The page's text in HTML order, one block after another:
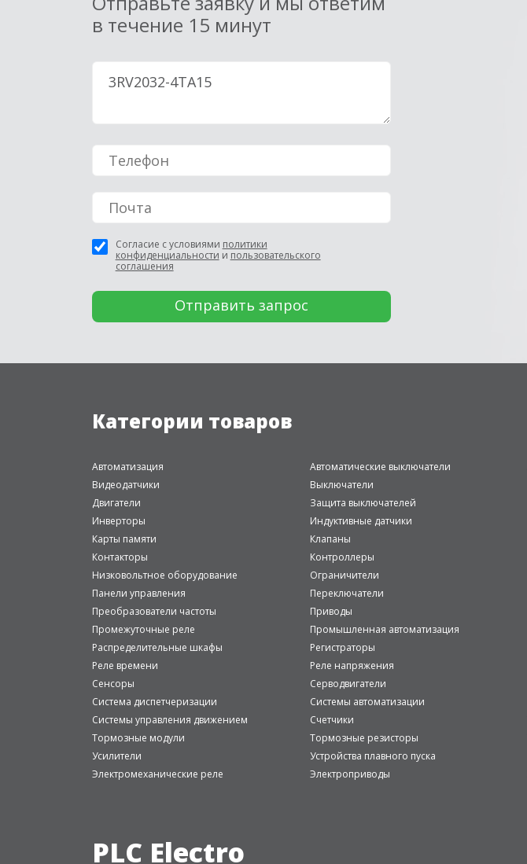
в течение 15 минут
Согласие с условиями политики
конфиденциальности и пользовательского
соглашения
Категории товаров
Автоматизация Автоматические выключатели
Видеодатчики
Выключатели
Двигатели
Защита выключателей
Инверторы
Индуктивные датчики
Карты памяти
Клапаны
Контакторы
Контроллеры
Низковольтное оборудование
Ограничители
Панели управления
Переключатели
Преобразователи частоты
Приводы
Промежуточные реле
Промышленная автоматизация
Распределительные шкафы
Регистраторы
Реле времени
Реле напряжения
Сенсоры
Серводвигатели
Система диспетчеризации
Системы автоматизации
Системы управления движением
Счетчики
Тормозные модули
Тормозные резисторы
Усилители
Устройства плавного пуска
Электромеханические реле
Электроприводы
PLC Electro